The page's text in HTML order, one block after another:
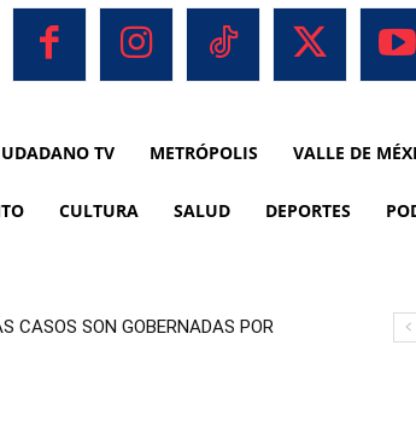
TV METRÓPOLIS VALLE DE
CULTURA SALUD DEPORTES
CASOS SON GOBERNADAS POR